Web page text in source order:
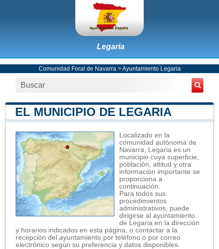
Legaria
Comunidad Foral de Navarra >Ayuntamiento Legaria
EL MUNICIPIO DE LEGARIA
Localizado en la
comunidad autónoma de
Navarra, Legaria es un
municipio cuya superficie,
población, altitud y otra
información importante se
proporciona a
continuación.
Para todos sus
procedimientos
administrativos, puede
dirigirse al ayuntamiento
de Legaria en la dirección
y horarios indicados en esta página, o contactar a la
recepción del ayuntamiento por teléfono o por correo
electrónico según su preferencia y datos disponibles.